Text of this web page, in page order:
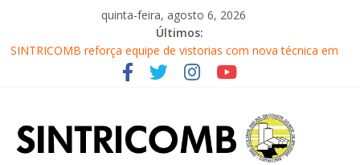
quinta-feira, agosto 6, 2026
Últimos:
SINTRICOMB reforça equipe de vistorias com nova técnica em
segurança do trabalho
Conselho Fiscal do SINTRICOMB realiza avaliação das contas do
Diretores do SINTRICOMB são eleitos para a direção da Nova
Central Sindical de SC
Equipe do Sintricomb faz reunião de avaliação dos atendimentos